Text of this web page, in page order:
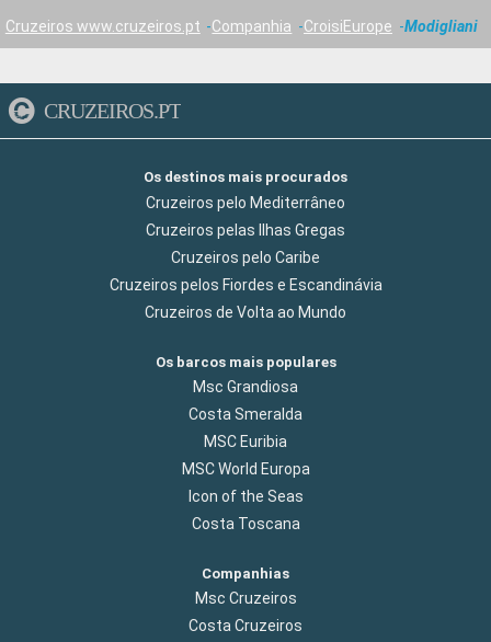
Cruzeiros www.cruzeiros.pt Companhia CroisiEurope Modigliani
CRUZEIROS.PT
Os destinos mais procurados
Cruzeiros pelo Mediterrâneo
Cruzeiros pelas Ilhas Gregas
Cruzeiros pelo Caribe
Cruzeiros pelos Fiordes e Escandinávia
Cruzeiros de Volta ao Mundo
Os barcos mais populares
Msc Grandiosa
Costa Smeralda
MSC Euribia
MSC World Europa
Icon of the Seas
Costa Toscana
Companhias
Msc Cruzeiros
Costa Cruzeiros